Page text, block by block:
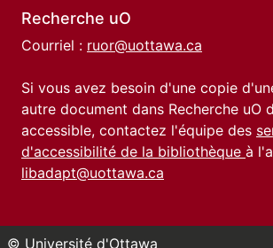
Recherche uO
Courriel : ruor@uottawa.ca
Si vous avez besoin d'une copie
autre document dans Recherche uO
accessible, contactez l'équipe des
d'accessibilité de la bibliothèque à
libadapt@uottawa.ca
© Université d'Ottawa